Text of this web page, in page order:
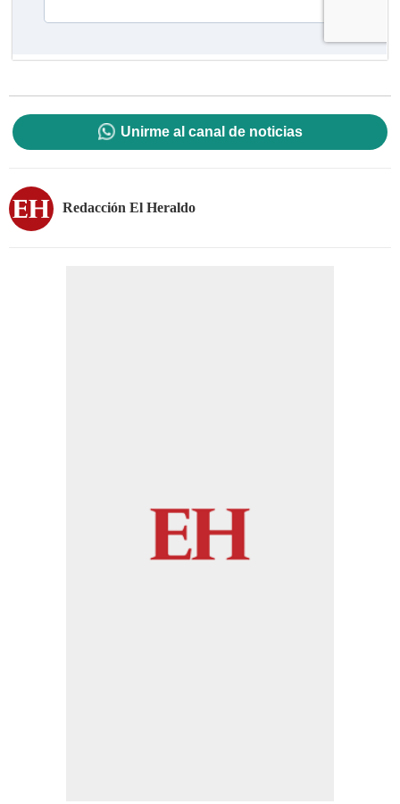
Unirme al canal de noticias
Redacción El Heraldo